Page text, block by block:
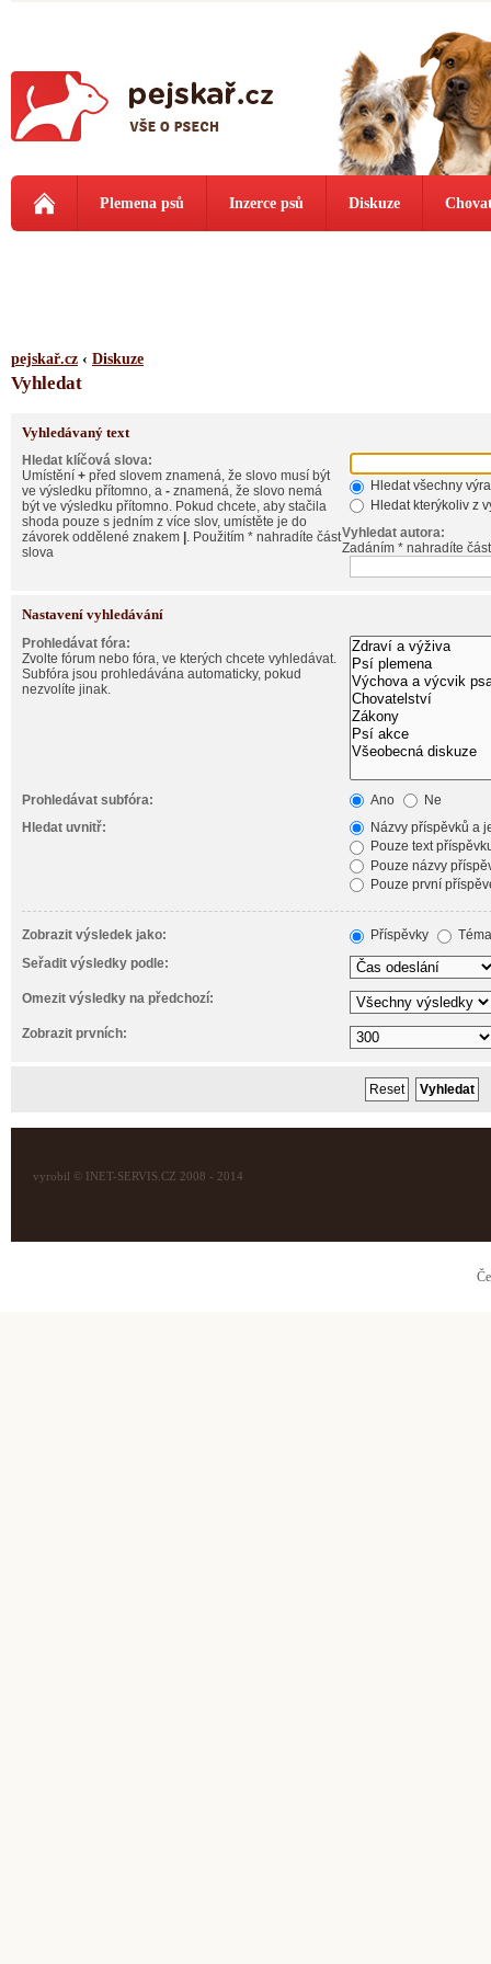
Plemena psů Inzerce psů Diskuze
pejskař.cz ‹ Diskuze
Vyhledat
Vyhledávaný text
Hledat klíčová slova:
Umístění + před slovem znamená, že slovo musí být
ve výsledku přítomno, a - znamená, že slovo nemá
být ve výsledku přítomno. Pokud chcete, aby stačila
shoda pouze s jedním z více slov, umístěte je do
závorek oddělené znakem . Použitím * nahradíte část
slova
Hledat všechny
Hledat kterýkoliv z
Vyhledat autora:
Zadáním * nahradíte
Nastavení vyhledávání
Prohledávat fóra:
Zvolte fórum nebo fóra, ve kterých chcete vyhledávat.
Subfóra jsou prohledávána automaticky, pokud
nezvolíte jinak.
Prohledávat subfóra: Ano
Ne
Hledat uvnitř:
Názvy příspěvků a
Pouze text
Pouze názvy
Pouze první
Zobrazit výsledek jako: Příspěvky
Seřadit výsledky podle:
Omezit výsledky na předchozí:
Zobrazit prvních:
vyrobil © INET-SERVIS.CZ 2008 - 2014